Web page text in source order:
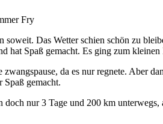
Fry
soweit. Das Wetter schien schön zu
hat Spaß gemacht. Es ging zum
zwangspause, da es nur regnete. Aber
Spaß gemacht.
doch nur 3 Tage und 200 km